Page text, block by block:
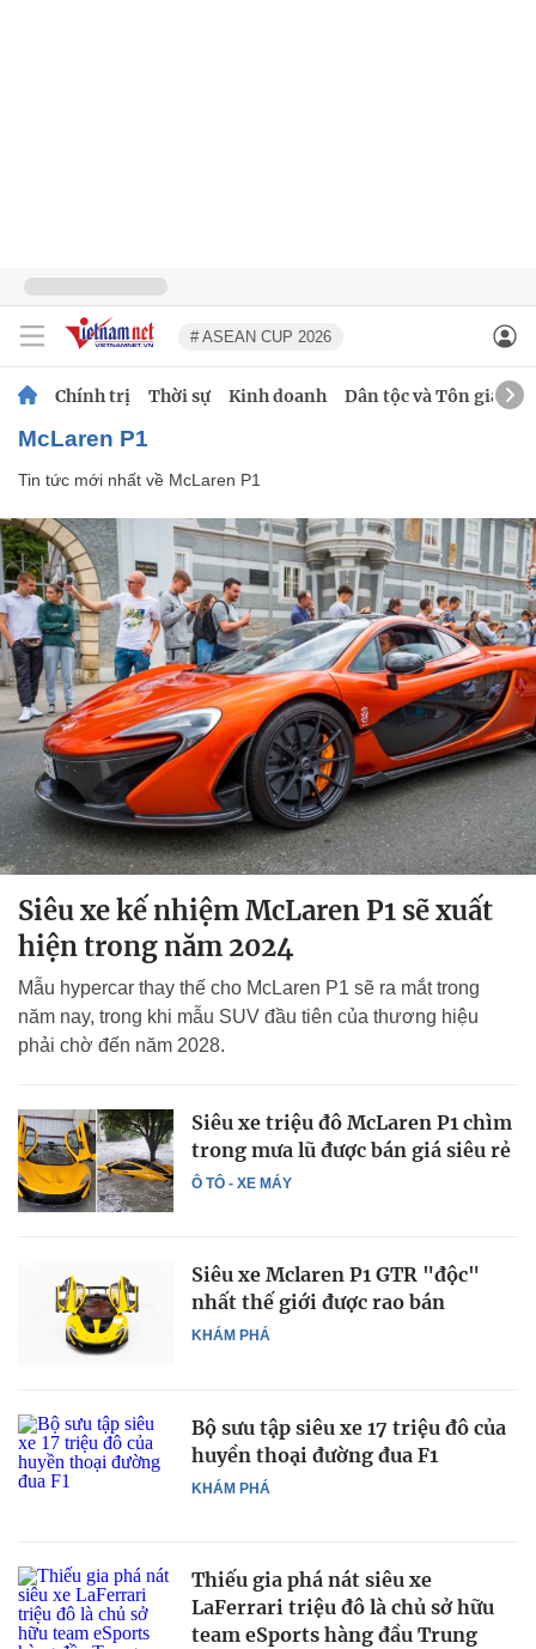
# ASEAN CUP 2026
Chính trị Thời sự Kinh doanh Dân tộc và Tôn giáo
McLaren P1
Tin tức mới nhất về McLaren P1
Siêu xe kế nhiệm McLaren P1 sẽ xuất
hiện trong năm 2024
Mẫu hypercar thay thế cho McLaren P1 sẽ ra mắt trong
năm nay, trong khi mẫu SUV đầu tiên của thương hiệu
phải chờ đến năm 2028.
Ô TÔ - XE MÁY
Siêu xe triệu đô McLaren P1 chìm
trong mưa lũ được bán giá siêu rẻ
KHÁM PHÁ
Siêu xe Mclaren P1 GTR "độc"
nhất thế giới được rao bán
KHÁM PHÁ
Bộ sưu tập siêu xe 17 triệu đô của
huyền thoại đường đua F1
Thiếu gia phá nát siêu xe
LaFerrari triệu đô là chủ sở hữu
team eSports hàng đầu Trung